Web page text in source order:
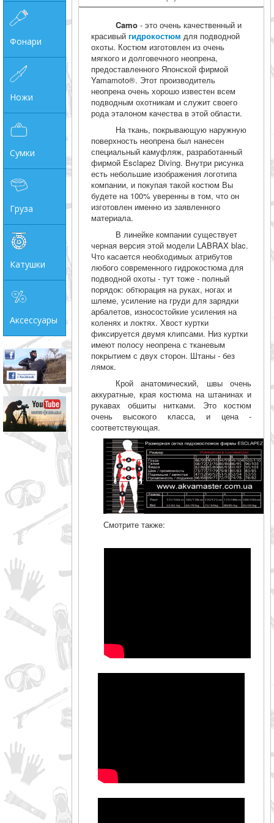
Фонари
Ножи
Сумки
Груза
Катушки
Аксессуары
Camo- это очень качественный и
красивый гидрокостюм для подводной
охоты. Костюм изготовлен из очень
мягкого и долговечного неопрена,
предоставленного Японской фирмой
Yamamoto®. Этот производитель
неопрена очень хорошо известен всем
подводным охотникам и служит своего
рода эталоном качества в этой области.
На ткань, покрывающую наружную
поверхность неопрена был нанесен
специальный камуфляж, разработанный
фирмой Esclapez Diving. Внутри рисунка
есть небольшие изображения логотипа
компании, и покупая такой костюм Вы
будете на 100% уверенны в том, что он
изготовлен именно из заявленного
материала.
В линейке компании существует
черная версия этой модели LABRAX blac.
Что касается необходимых атрибутов
любого современного гидрокостюма для
подводной охоты - тут тоже - полный
порядок: обтюрация на руках, ногах и
шлеме, усиление на груди для зарядки
арбалетов, износостойкие усиления на
коленях и локтях. Хвост куртки
фиксируется двумя клипсами. Низ куртки
имеют полосу неопрена с тканевым
покрытием с двух сторон. Штаны - без
лямок.
Крой анатомический, швы очень
аккуратные, края костюма на штанинах и
рукавах обшиты нитками. Это костюм
очень высокого класса, и цена -
соответствующая.
Смотрите также: